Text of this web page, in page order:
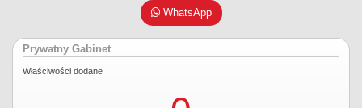
WhatsApp
Prywatny Gabinet
Właściwości dodane